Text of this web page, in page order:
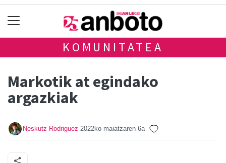
KOMUNITATEA
Markotik at egindako
argazkiak
Neskutz Rodriguez 2022ko maiatzaren 6a